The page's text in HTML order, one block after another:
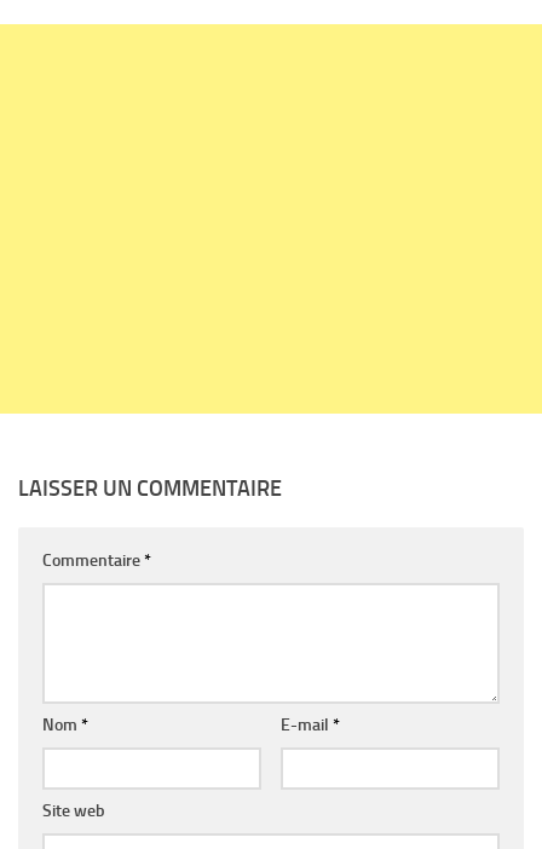
LAISSER UN COMMENTAIRE
Commentaire*
Nom * E-mail *
Site web